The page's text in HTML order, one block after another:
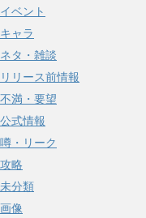
イベント
キャラ
ネタ・雑談
リリース前情報
不満・要望
公式情報
噂・リーク
攻略
未分類
画像